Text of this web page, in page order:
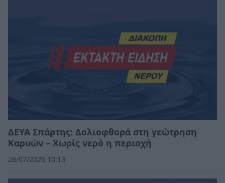
ΔΕΥΑ Σπάρτης: Δολιοφθορά στη γεώτρηση
Καρυών – Χωρίς νερό η περιοχή
26/07/2026 10:13